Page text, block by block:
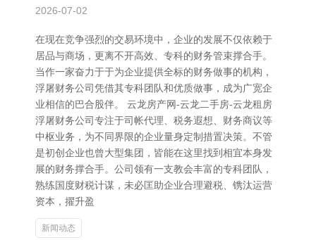
2026-07-02
在现在竞争强烈的交易环境中，企业的发展不仅依赖于
居品与商场，更离不开高效、专科的财务管束撑合手。
当作一家奋力于于为企业提供全标的财务做事的机构，
浮屠财务公司凭借其专科团队和优质做事，成为广宽企
业相信的巴合股伴。 云龙房产网-云龙二手房-云龙租房
浮屠财务公司专注于司帐代理、税务遐想、财务商议等
中枢业务，为不同界限的企业量身定制措置决策。不管
是初创企业也曾大型集团，皆能在这里找到相宜本身发
展的财务撑合手。公司领有一支教会丰富的专科团队，
熟练国度财税计谋，未必匡助企业合理避税、镌汰运营
资本，擢升盈
新闻动态